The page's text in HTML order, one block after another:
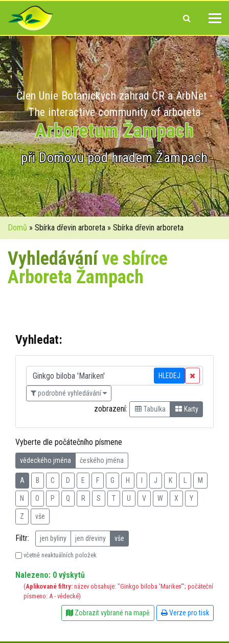
Člen Unie Botanických zahrad ČR a ArbNet -
The interactive community of arboreta
Arboretum Žampach
při Domovu pod hradem Žampach
Domů » Sbírka dřevin arboreta » Sbírka dřevin arboreta
Vyhledáváníve sbírce
Arboreta Žampach
Vyhledat:
HLEDEJ
podrobné vyhledávání
zobrazení: Tabulka Karty
Vyberte dle počátečního písmene
vědeckého jména českého jména
A B C D E F G H J K M
N O P Q R S T U V W X Y
Z vše
Filtr: jen byliny jen dřeviny vše
včetně neaktuálních položek
Nalezeno: 0 výskytů
(Aplikované filtry: název obsahuje: "Ginkgo biloba 'Mariken'"; počáteční
písmeno: A - vědecké)
Zobrazit vybrané na mapě Verze pro tisk